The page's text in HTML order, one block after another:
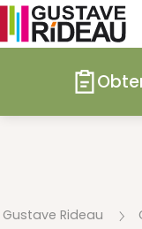
Gustave Rideau